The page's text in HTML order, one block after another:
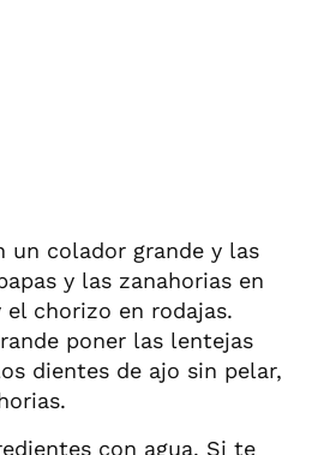
un colador grande y las
y las zanahorias en
chorizo en rodajas.
poner las lentejas
dientes de ajo sin pelar,
con agua. Si te